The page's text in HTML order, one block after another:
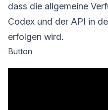
dass die allgemeine
Codex und der API in
erfolgen wird.
Button